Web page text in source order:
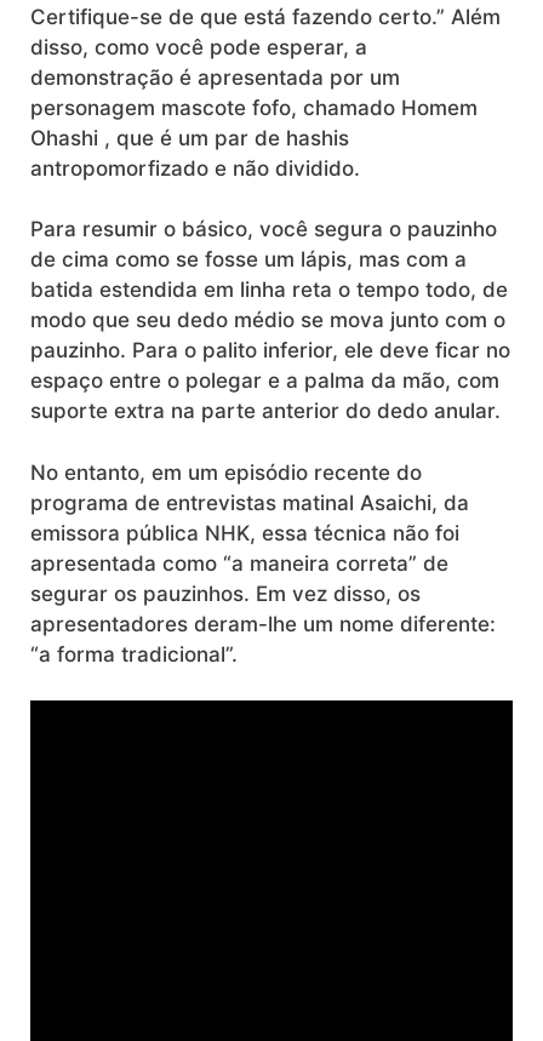
Certifique-se de que está fazendo certo.” Além
disso, como você pode esperar, a
demonstração é apresentada por um
personagem mascote fofo, chamado Homem
Ohashi , que é um par de hashis
antropomorfizado e não dividido.
Para resumir o básico, você segura o pauzinho
de cima como se fosse um lápis, mas com a
batida estendida em linha reta o tempo todo, de
modo que seu dedo médio se mova junto com o
pauzinho. Para o palito inferior, ele deve ficar no
espaço entre o polegar e a palma da mão, com
suporte extra na parte anterior do dedo anular.
No entanto, em um episódio recente do
programa de entrevistas matinal Asaichi, da
emissora pública NHK, essa técnica não foi
apresentada como “a maneira correta” de
segurar os pauzinhos. Em vez disso, os
apresentadores deram-lhe um nome diferente:
“a forma tradicional”.